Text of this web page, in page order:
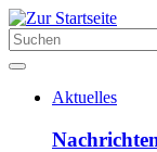
Aktuelles